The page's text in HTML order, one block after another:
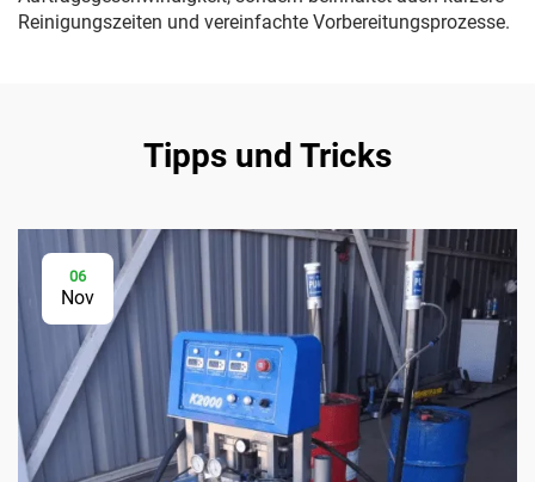
Reinigungszeiten und vereinfachte Vorbereitungsprozesse.
Tipps und Tricks
06
Nov